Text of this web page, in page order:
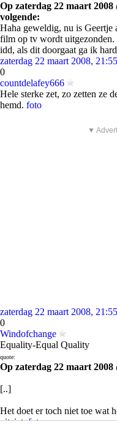
Op zaterdag 22 maart
volgende:
Haha geweldig, nu is
film op tv wordt uitgezonden.
idd, als dit doorgaat ga ik
zaterdag 22 maart 2008,
0
countdelafey666
Hele sterke zet, zo zetten ze
hemd. foto
▼
zaterdag 22 maart 2008,
0
Windofchange
Equality-Equal Quality
quote:
Op zaterdag 22 maart 2008
[..]
Het doet er toch niet toe wat
uitziet.foto